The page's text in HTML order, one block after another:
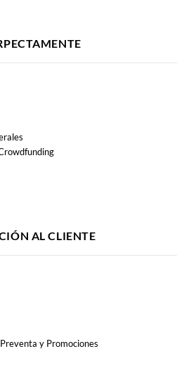
AL CLIENTE
y Promociones